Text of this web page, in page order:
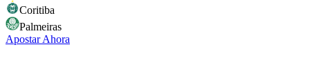
Coritiba
Palmeiras
Apostar Ahora